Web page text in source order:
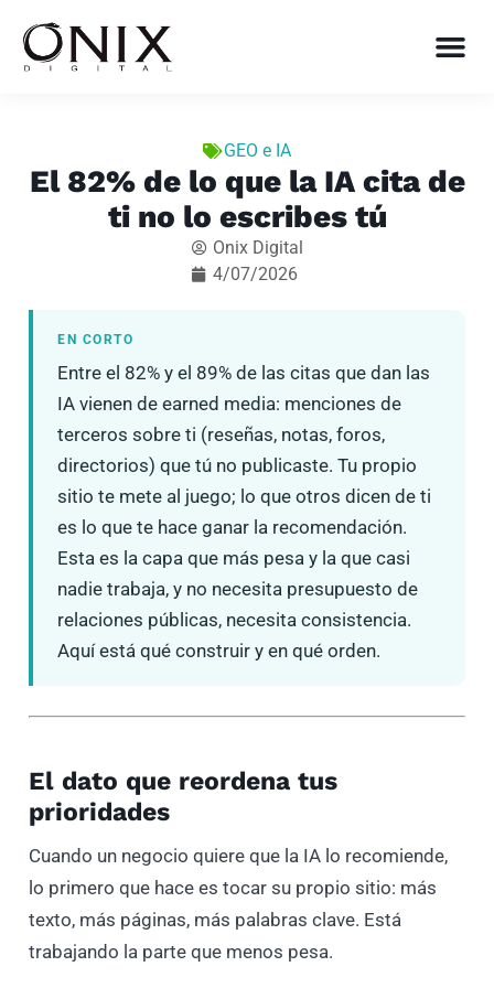
GEO e IA
El 82% de lo que la IA cita de
ti no lo escribes tú
Onix Digital
4/07/2026
EN CORTO
Entre el 82% y el 89% de las citas que dan las
IA vienen de earned media: menciones de
terceros sobre ti (reseñas, notas, foros,
directorios) que tú no publicaste. Tu propio
sitio te mete al juego; lo que otros dicen de ti
es lo que te hace ganar la recomendación.
Esta es la capa que más pesa y la que casi
nadie trabaja, y no necesita presupuesto de
relaciones públicas, necesita consistencia.
Aquí está qué construir y en qué orden.
El dato que reordena tus
prioridades
Cuando un negocio quiere que la IA lo recomiende,
lo primero que hace es tocar su propio sitio: más
texto, más páginas, más palabras clave. Está
trabajando la parte que menos pesa.